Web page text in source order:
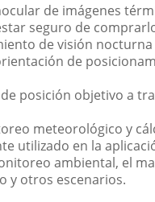
de imágenes
seguro de
de visión
de
posición objetivo a
meteorológico y
utilizado en la
ambiental, el
y otros escenarios.